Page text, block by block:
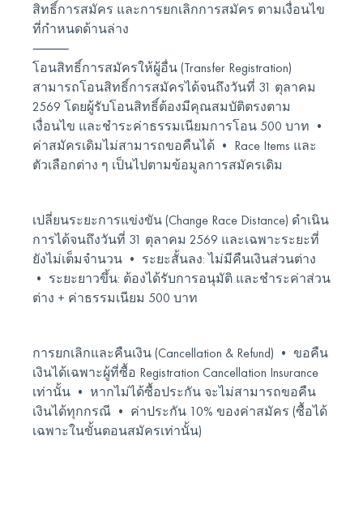
สิทธิ์การสมัคร และการยกเลิกการสมัคร ตามเงื่อนไข
ที่กำหนดด้านล่าง
⸻
โอนสิทธิ์การสมัครให้ผู้อื่น (Transfer Registration)
สามารถโอนสิทธิ์การสมัครได้จนถึงวันที่ 31 ตุลาคม
2569 โดยผู้รับโอนสิทธิ์ต้องมีคุณสมบัติตรงตาม
เงื่อนไข และชำระค่าธรรมเนียมการโอน 500 บาท •
ค่าสมัครเดิมไม่สามารถขอคืนได้ • Race Items และ
ตัวเลือกต่าง ๆ เป็นไปตามข้อมูลการสมัครเดิม
เปลี่ยนระยะการแข่งขัน (Change Race Distance) ดำเนิน
การได้จนถึงวันที่ 31 ตุลาคม 2569 และเฉพาะระยะที่
ยังไม่เต็มจำนวน • ระยะสั้นลง: ไม่มีคืนเงินส่วนต่าง
• ระยะยาวขึ้น: ต้องได้รับการอนุมัติ และชำระค่าส่วน
ต่าง + ค่าธรรมเนียม 500 บาท
การยกเลิกและคืนเงิน (Cancellation & Refund) • ขอคืน
เงินได้เฉพาะผู้ที่ซื้อ Registration Cancellation Insurance
เท่านั้น • หากไม่ได้ซื้อประกัน จะไม่สามารถขอคืน
เงินได้ทุกกรณี • ค่าประกัน 10% ของค่าสมัคร (ซื้อได้
เฉพาะในขั้นตอนสมัครเท่านั้น)